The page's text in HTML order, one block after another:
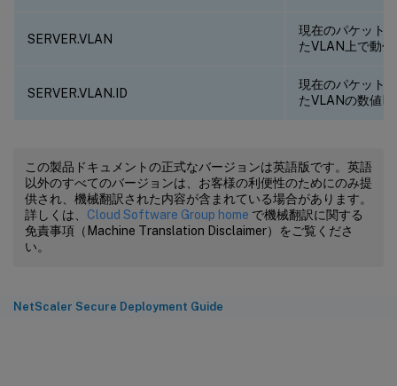
SERVER.VLAN
現在のパケット
たVLAN上で動
SERVER.VLAN.ID
現在のパケット
たVLANの数値
この製品ドキュメントの正式なバージョンは英語版です。英語
以外のすべてのバージョンは、お客様の利便性のためにのみ提
供され、機械翻訳された内容が含まれている場合があります。
詳しくは、 Cloud Software Group home で機械翻訳に関する
免責事項（Machine Translation Disclaimer）をご覧くださ
い。
NetScaler Secure Deployment Guide